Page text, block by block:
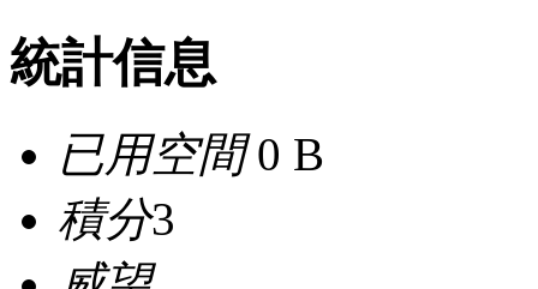
統計信息
已用空間0 B
積分3